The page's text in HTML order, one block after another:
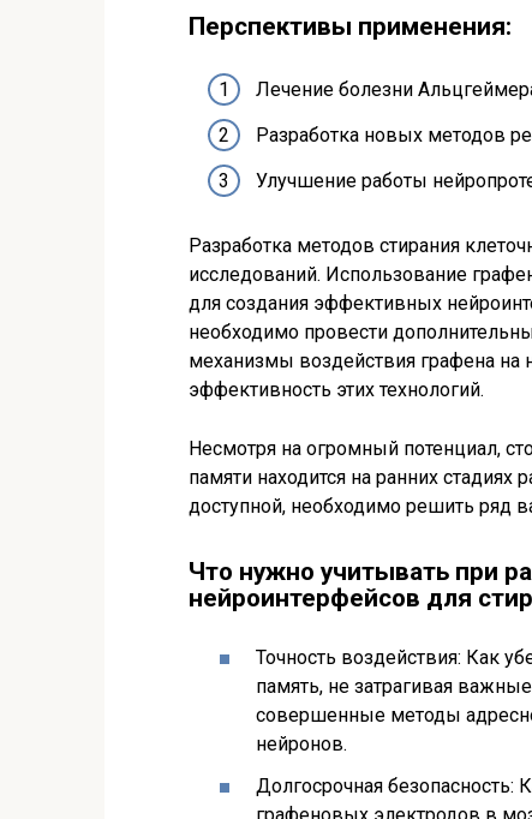
Перспективы применения:
Лечение болезни
Разработка новых методов
Улучшение работы
Разработка методов стирания
исследований. Использование
для создания эффективных
необходимо провести
механизмы воздействия графена на
эффективность этих технологий.
Несмотря на огромный потенциал,
памяти находится на ранних
доступной, необходимо решить ряд
Что нужно учитывать при
нейроинтерфейсов для
Точность воздействия: Как
память, не затрагивая
совершенные методы
нейронов.
Долгосрочная